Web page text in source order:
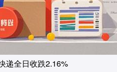
递全日收跌2.16%